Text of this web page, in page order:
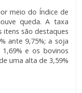
meio do Índice de
queda. A taxa
itens são destaques
ante 9,75%; a soja
e os bovinos
uma alta de 3,59%